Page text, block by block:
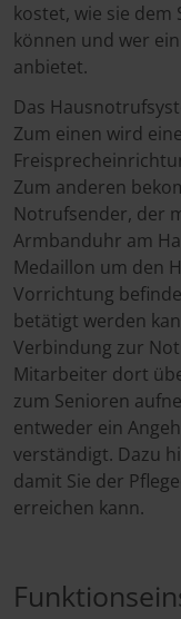
kostet, wie sie dem
können und wer
anbietet.
Das
Zum einen wird
Zum anderen
Notrufsender, der
Armbanduhr am
Medaillon um den
Vorrichtung
betätigt werden
Verbindung zur
Mitarbeiter dort
zum Senioren
entweder ein
verständigt. Dazu
damit Sie der
erreichen kann.